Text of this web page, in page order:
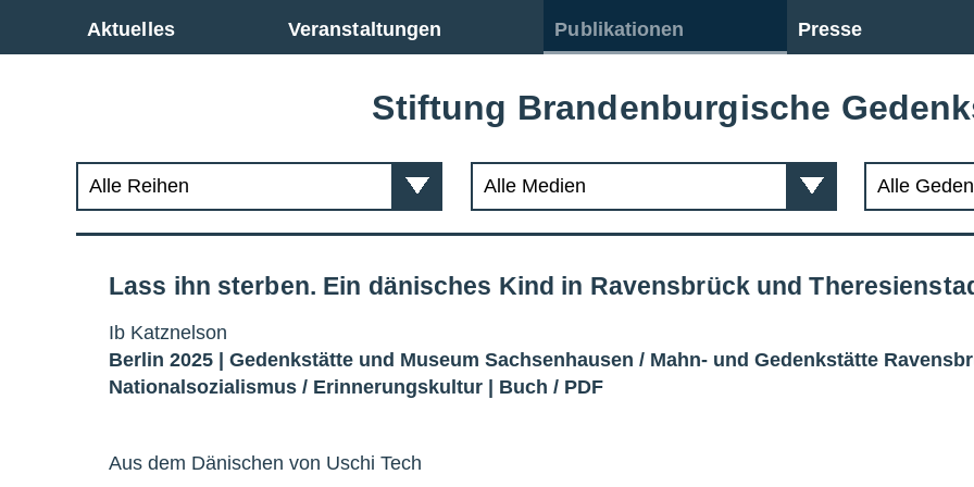
Aktuelles Veranstaltungen Publikationen Presse
Zur Gesamtübersicht
Stiftung Brandenburgische
Lass ihn sterben. Ein dänisches Kind in Ravensbrück und
Ib Katznelson
Berlin 2025 | Gedenkstätte und Museum Sachsenhausen / Mahn- und Gedenkstätte
Nationalsozialismus / Erinnerungskultur Buch / PDF
Aus dem Dänischen von Uschi Tech